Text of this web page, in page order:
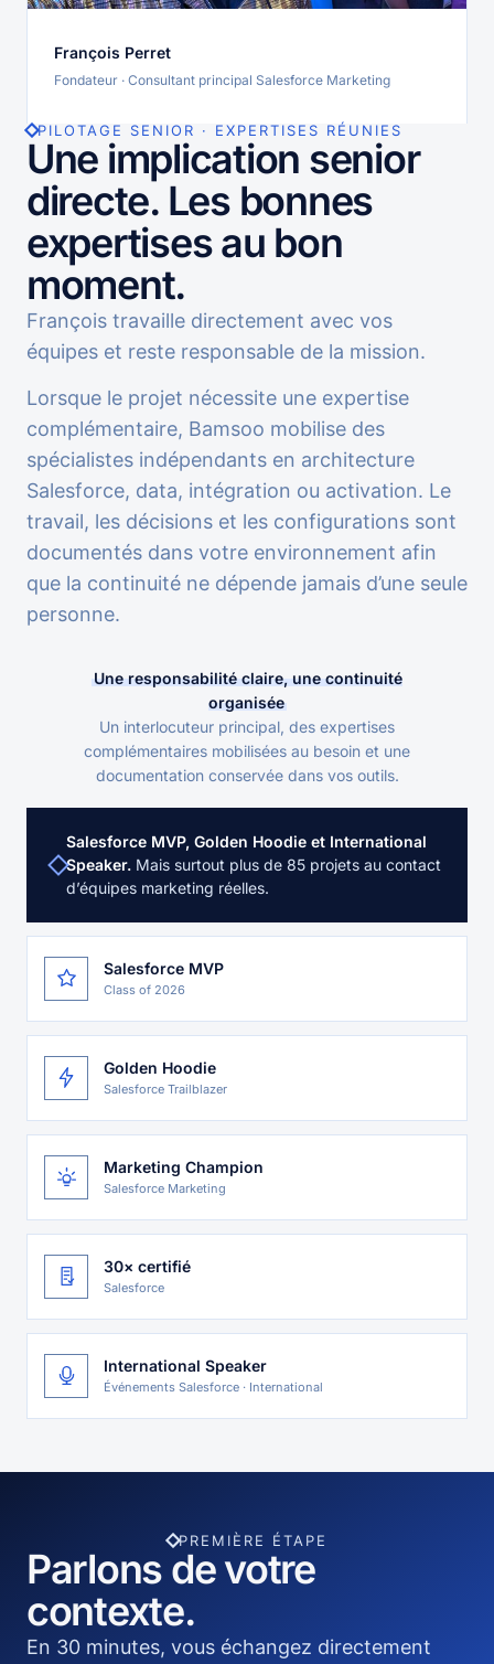
François Perret
Fondateur · Consultant principal Salesforce Marketing
PILOTAGE SENIOR · EXPERTISES RÉUNIES
Une implication senior
directe. Les bonnes
expertises au bon
moment.
François travaille directement avec vos
équipes et reste responsable de la mission.
Lorsque le projet nécessite une expertise
complémentaire, Bamsoo mobilise des
spécialistes indépendants en architecture
Salesforce, data, intégration ou activation. Le
travail, les décisions et les configurations sont
documentés dans votre environnement afin
que la continuité ne dépende jamais d’une seule
personne.
Une responsabilité claire, une continuité
organisée
Un interlocuteur principal, des expertises
complémentaires mobilisées au besoin et une
documentation conservée dans vos outils.
Salesforce MVP, Golden Hoodie et International
Speaker. Mais surtout plus de 85 projets au contact
d’équipes marketing réelles.
Salesforce MVP
Class of 2026
Golden Hoodie
Salesforce Trailblazer
Marketing Champion
Salesforce Marketing
30× certifié
Salesforce
International Speaker
Événements Salesforce · International
PREMIÈRE ÉTAPE
Parlons de votre
contexte.
En 30 minutes, vous échangez directement